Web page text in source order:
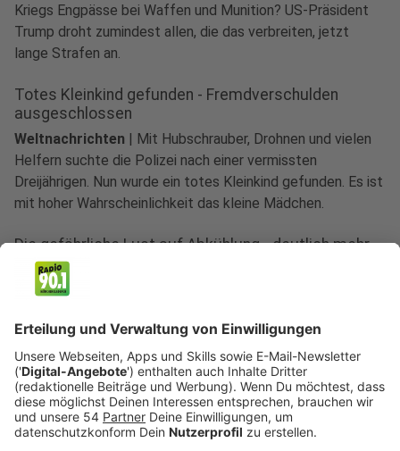
Kriegs Engpässe bei Waffen und Munition? US-Präsident
Trump droht zumindest allen, die das verbreiten, jetzt
lange Strafen an.
Totes Kleinkind gefunden - Fremdverschulden
ausgeschlossen
Weltnachrichten | Mit Hubschrauber, Drohnen und vielen
Helfern suchte die Polizei nach einer vermissten
Dreijährigen. Nun wurde ein totes Kleinkind gefunden. Es ist
mit hoher Wahrscheinlichkeit das kleine Mädchen.
Die gefährliche Lust auf Abkühlung - deutlich mehr
Badetote
Weltnachrichten
gibt's Gründe dafür, warum man am und im Wasser
vorsichtig sein sollte - und so viele Menschen sterben.
Russland greift Schiff in Ukraine an - Toter und
Verletzte
Weltnachrichten| Die Ukraine wirft Russland einen neuen